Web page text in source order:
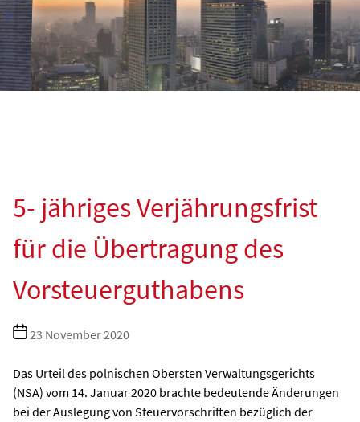
5- jähriges Verjährungsfrist
für die Übertragung des
Vorsteuerguthabens
Beitragsdatum
23 November 2020
Das Urteil des polnischen Obersten Verwaltungsgerichts
(NSA) vom 14. Januar 2020 brachte bedeutende Änderungen
bei der Auslegung von Steuervorschriften bezüglich der